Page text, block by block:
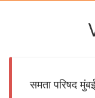
समता परिषद